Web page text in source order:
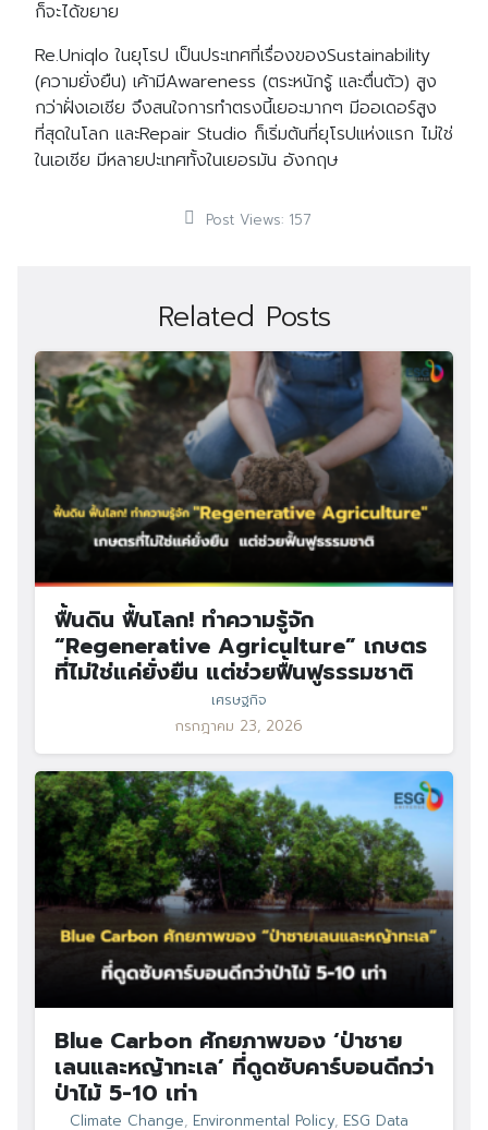
Search
for:
ก็จะได้ขยาย
Re.Uniqlo ในยุโรป เป็นประเทศที่เรื่องของSustainability
(ความยั่งยืน) เค้ามีAwareness (ตระหนักรู้ และตื่นตัว) สูง
กว่าฝั่งเอเชีย จึงสนใจการทำตรงนี้เยอะมากๆ มีออเดอร์สูง
ที่สุดในโลก และRepair Studio ก็เริ่มต้นที่ยุโรปแห่งแรก ไม่ใช่
ในเอเชีย มีหลายปะเทศทั้งในเยอรมัน อังกฤษ
Post Views: 157
Related Posts
ฟื้นดิน ฟื้นโลก! ทำความรู้จัก
“Regenerative Agriculture” เกษตร
ที่ไม่ใช่แค่ยั่งยืน แต่ช่วยฟื้นฟูธรรมชาติ
เศรษฐกิจ
กรกฎาคม 23, 2026
Blue Carbon ศักยภาพของ ‘ป่าชาย
เลนและหญ้าทะเล’ ที่ดูดซับคาร์บอนดีกว่า
ป่าไม้ 5-10 เท่า
Climate Change, Environmental Policy, ESG Data